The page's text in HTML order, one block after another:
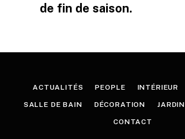
de fin de saison.
ACTUALITÉS PEOPLE INTÉRIEUR
SALLE DE BAIN DÉCORATION JARDIN
CONTACT